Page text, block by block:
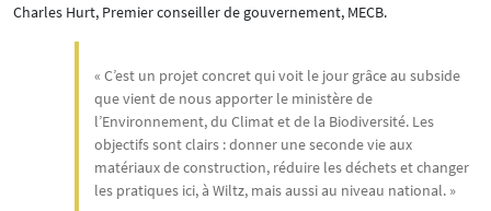
Charles Hurt, Premier conseiller de gouvernement, MECB.
« C’est un projet concret qui voit le jour grâce au subside
que vient de nous apporter le ministère de
l’Environnement, du Climat et de la Biodiversité. Les
objectifs sont clairs : donner une seconde vie aux
matériaux de construction, réduire les déchets et changer
les pratiques ici, à Wiltz, mais aussi au niveau national. »